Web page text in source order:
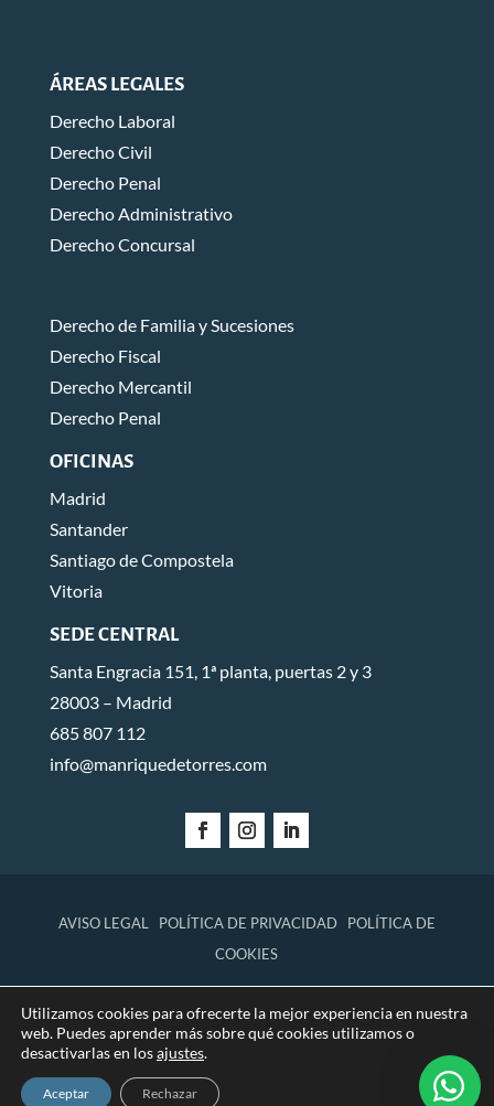
ÁREAS LEGALES
Derecho Laboral
Derecho Civil
Derecho Penal
Derecho Administrativo
Derecho Concursal
Derecho de Familia y Sucesiones
Derecho Fiscal
Derecho Mercantil
Derecho Penal
OFICINAS
Madrid
Santander
Santiago de Compostela
Vitoria
SEDE CENTRAL
Santa Engracia 151, 1ª planta, puertas 2 y 3
28003 – Madrid
685 807 112
info@manriquedetorres.com
AVISO LEGAL POLÍTICA DE PRIVACIDAD
POLÍTICA DE
COOKIES
© 2026 Manrique de Torres Abogados.
Global Mente
Utilizamos cookies para ofrecerte la mejor experiencia en nuestra
web. Puedes aprender más sobre qué cookies utilizamos o
desactivarlas en losajustes.
Aceptar Rechazar